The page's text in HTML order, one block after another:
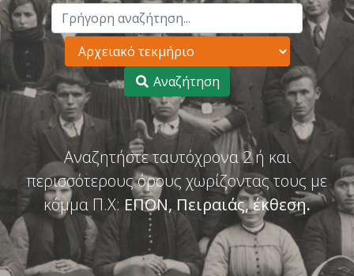
Αναζήτηση
Αναζητήστε ταυτόχρονα 2 ή και
περισσότερους όρους χωρίζοντας τους με
κόμμα Π.Χ: ΕΠΟΝ, Πειραιάς, έκθεση.